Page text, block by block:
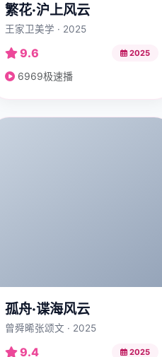
繁花·沪上风云
王家卫美学 · 2025
9.6 2025
6969极速播
孤舟·谍海风云
曾舜晞张颂文 · 2025
9.4 2025